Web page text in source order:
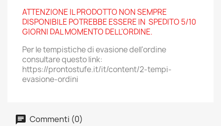
ATTENZIONE IL PRODOTTO NON SEMPRE
DISPONIBILE POTREBBE ESSERE IN SPEDITO 5/10
GIORNI DAL MOMENTO DELL'ORDINE.
Per le tempistiche di evasione dell'ordine
consultare questo link:
https://prontostufe.it/it/content/2-tempi-
evasione-ordini
Commenti (0)